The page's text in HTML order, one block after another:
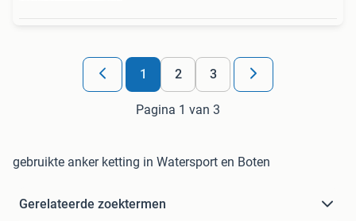
1 2 3
Pagina 1 van 3
gebruikte anker ketting in Watersport en Boten
Gerelateerde zoektermen